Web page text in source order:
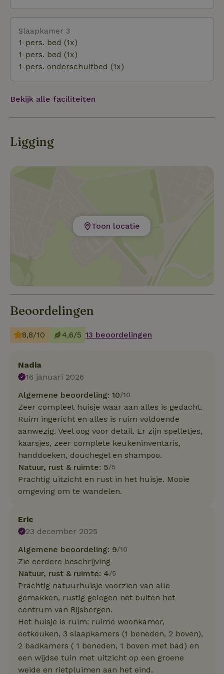
Bergen, Breda, Van Gogh Museum en het
Bloemencorso in Zundert, eerste weekend van
Slaapkamer 3
1-pers. bed (1x)
1-pers. bed (1x)
1-pers. onderschuifbed (1x)
Bekijk alle faciliteiten
Ligging
Toon locatie
Beoordelingen
8,8/10 4,6/5 13 beoordelingen
Nadia
16 januari 2026
Algemene beoordeling: 10/10
Zeer compleet huisje waar aan alles is gedacht.
Ruim ingericht en alles is ruim voldoende
aanwezig. Veel oog voor detail. Er zijn spelletjes,
kaarsjes, zeer complete keukeninventaris,
handdoeken, douchegel en shampoo.
Natuur, rust & ruimte: 5/5
Prachtig uitzicht en rust in het huisje. Mooie
omgeving om te wandelen.
Eric
23 december 2025
Algemene beoordeling: 9/10
Zie eerdere beschrijving
Natuur, rust & ruimte: 4/5
Prachtig natuurhuisje voorzien van alle
gemakken, rustig gelegen net buiten het
centrum van Rijsbergen.
Het huisje is ruim: ruime woonkamer,
eetkeuken, 3 slaapkamers (1 beneden, 2 boven),
2 badkamers ( 1 beneden, 1 boven met bad) en
een wijdse tuin met uitzicht op een groene
weide en rietpluimen aan het eind.